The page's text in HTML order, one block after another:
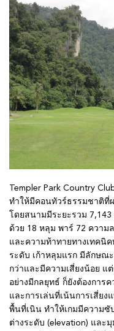
Templer Park Country
ทำให้มีคอนทัวร์ธรรมชาติที่
โดยสนามมีระยะรวม
ด้วย 18 หลุม พาร์ 72 ความ
และความท้าทายทางเทคนิ
ระดับ เก้าหลุมแรก มีลักษณ
กว่าและมีความเสี่ยงน้อย แ
อย่างมีกลยุทธ์ ก็ยังต้องการ
และการเล่นที่เน้นการเสี่ย
พื้นที่เนิน ทำให้เกมมีความ
ต่างระดับ (elevation) และ